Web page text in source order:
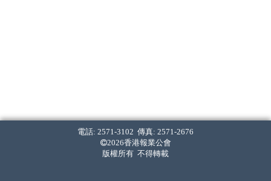
電話: 2571-3102 傳真: 2571-2676
2026香港報業公會
版權所有 不得轉載